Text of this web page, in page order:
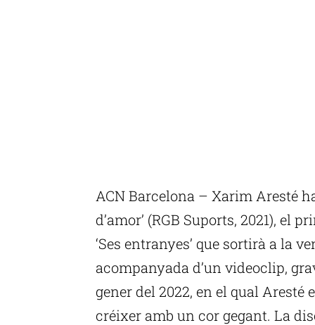
ACN Barcelona – Xarim Aresté
d’amor’ (RGB Suports, 2021), el
‘Ses entranyes’ que sortirà a la
acompanyada d’un videoclip,
gener del 2022, en el qual Aresté
créixer amb un cor gegant. La